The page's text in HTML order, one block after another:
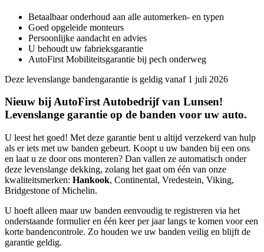
Betaalbaar onderhoud aan alle automerken- en typen
Goed opgeleide monteurs
Persoonlijke aandacht en advies
U behoudt uw fabrieksgarantie
AutoFirst Mobiliteitsgarantie bij pech onderweg
Deze levenslange bandengarantie is geldig vanaf 1 juli 2026
Nieuw bij AutoFirst Autobedrijf van Lunsen!
Levenslange garantie op de banden voor uw auto.
U leest het goed! Met deze garantie bent u altijd verzekerd van hulp
als er iets met uw banden gebeurt. Koopt u uw banden bij een ons
en laat u ze door ons monteren? Dan vallen ze automatisch onder
deze levenslange dekking, zolang het gaat om één van onze
kwaliteitsmerken: Hankook, Continental, Vredestein, Viking,
Bridgestone of Michelin.
U hoeft alleen maar uw banden eenvoudig te registreren via het
onderstaande formulier en één keer per jaar langs te komen voor een
korte bandencontrole. Zo houden we uw banden veilig en blijft de
garantie geldig.